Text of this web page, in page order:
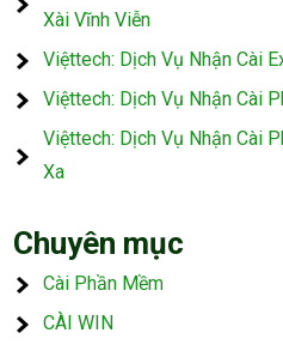
Xài Vĩnh Viễn
Việttech: Dịch Vụ Nhận Cài
Việttech: Dịch Vụ Nhận Cài
Việttech: Dịch Vụ Nhận Cài
Xa
Chuyên mục
Cài Phần Mềm
CÀI WIN